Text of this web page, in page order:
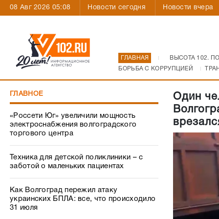
08 Авг 2026 05:08 Новости сегодня Новости вчера
ГЛАВНАЯ
ВЫСОТА 102.
БОРЬБА С КОРРУПЦИЕЙ
ГЛАВНОЕ
«Россети Юг» увеличили мощность
электроснабжения волгоградского
торгового центра
Техника для детской поликлиники – с
заботой о маленьких пациентах
Как Волгоград пережил атаку
украинских БПЛА: все, что происходило
31 июля
Один